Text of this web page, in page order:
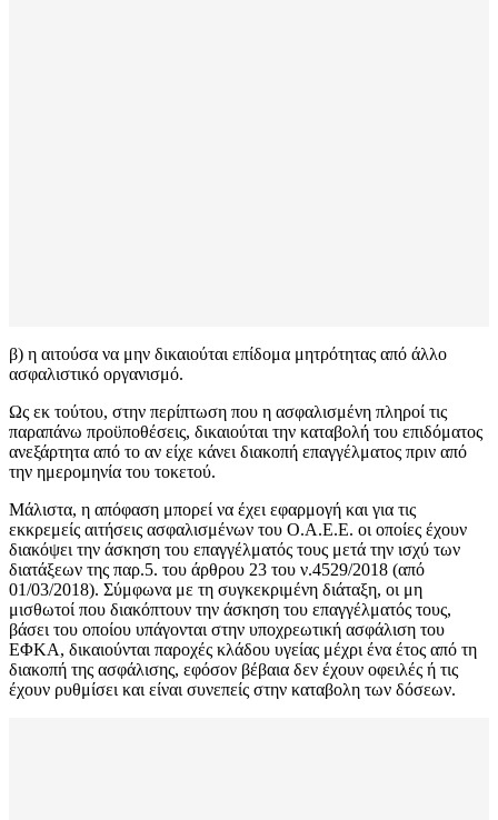
β) η αιτούσα να μην δικαιούται επίδομα μητρότητας από άλλο
ασφαλιστικό οργανισμό.
Ως εκ τούτου, στην περίπτωση που η ασφαλισμένη πληροί τις
παραπάνω προϋποθέσεις, δικαιούται την καταβολή του επιδόματος
ανεξάρτητα από το αν είχε κάνει διακοπή επαγγέλματος πριν από
την ημερομηνία του τοκετού.
Μάλιστα, η απόφαση μπορεί να έχει εφαρμογή και για τις
εκκρεμείς αιτήσεις ασφαλισμένων του Ο.Α.Ε.Ε. οι οποίες έχουν
διακόψει την άσκηση του επαγγέλματός τους μετά την ισχύ των
διατάξεων της παρ.5. του άρθρου 23 του ν.4529/2018 (από
01/03/2018). Σύμφωνα με τη συγκεκριμένη διάταξη, οι μη
μισθωτοί που διακόπτουν την άσκηση του επαγγέλματός τους,
βάσει του οποίου υπάγονται στην υποχρεωτική ασφάλιση του
ΕΦΚΑ, δικαιούνται παροχές κλάδου υγείας μέχρι ένα έτος από τη
διακοπή της ασφάλισης, εφόσον βέβαια δεν έχουν οφειλές ή τις
έχουν ρυθμίσει και είναι συνεπείς στην καταβολη των δόσεων.